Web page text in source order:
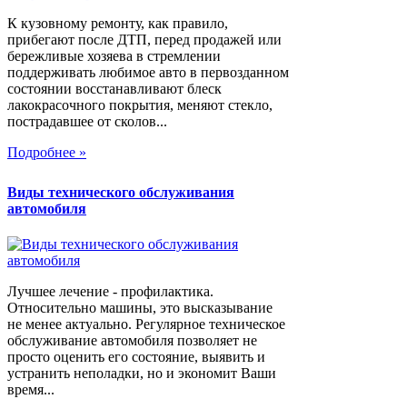
К кузовному ремонту, как правило,
прибегают после ДТП, перед продажей или
бережливые хозяева в стремлении
поддерживать любимое авто в первозданном
состоянии восстанавливают блеск
лакокрасочного покрытия, меняют стекло,
пострадавшее от сколов...
Подробнее »
Виды технического обслуживания
автомобиля
Лучшее лечение - профилактика.
Относительно машины, это высказывание
не менее актуально. Регулярное техническое
обслуживание автомобиля позволяет не
просто оценить его состояние, выявить и
устранить неполадки, но и экономит Ваши
время...